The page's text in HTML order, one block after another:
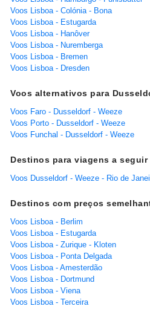
Voos Lisboa - Colónia - Bona
Voos Lisboa - Estugarda
Voos Lisboa - Hanôver
Voos Lisboa - Nuremberga
Voos Lisboa - Bremen
Voos Lisboa - Dresden
Voos alternativos para
Voos Faro - Dusseldorf - Weeze
Voos Porto - Dusseldorf - Weeze
Voos Funchal - Dusseldorf - Weeze
Destinos para viagens a seguir
Voos Dusseldorf - Weeze - Rio de
Destinos com preços
Voos Lisboa - Berlim
Voos Lisboa - Estugarda
Voos Lisboa - Zurique - Kloten
Voos Lisboa - Ponta Delgada
Voos Lisboa - Amesterdão
Voos Lisboa - Dortmund
Voos Lisboa - Viena
Voos Lisboa - Terceira